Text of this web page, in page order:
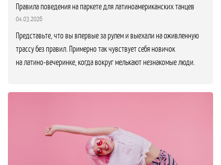
Правила поведения на паркете для латиноамериканских танцев
04.03.2026
Представьте, что вы впервые за рулем и выехали на оживленную
трассу без правил. Примерно так чувствует себя новичок
на латино-вечеринке, когда вокруг мелькают незнакомые люди.